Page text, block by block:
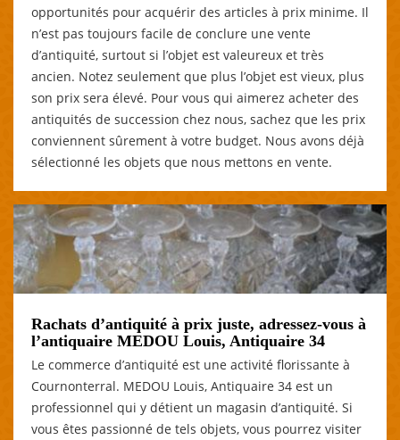
opportunités pour acquérir des articles à prix minime. Il
n’est pas toujours facile de conclure une vente
d’antiquité, surtout si l’objet est valeureux et très
ancien. Notez seulement que plus l’objet est vieux, plus
son prix sera élevé. Pour vous qui aimerez acheter des
antiquités de succession chez nous, sachez que les prix
conviennent sûrement à votre budget. Nous avons déjà
sélectionné les objets que nous mettons en vente.
Rachats d’antiquité à prix juste, adressez-vous à
l’antiquaire MEDOU Louis, Antiquaire 34
Le commerce d’antiquité est une activité florissante à
Cournonterral. MEDOU Louis, Antiquaire 34 est un
professionnel qui y détient un magasin d’antiquité. Si
vous êtes passionné de tels objets, vous pourrez visiter